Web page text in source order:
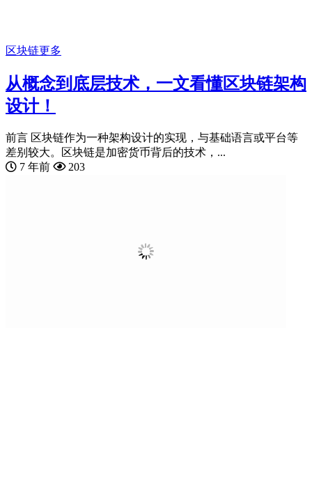
区块链更多
从概念到底层技术，一文看懂区块链架构
设计！
前言 区块链作为一种架构设计的实现，与基础语言或平台等
差别较大。区块链是加密货币背后的技术，...
7 年前
203